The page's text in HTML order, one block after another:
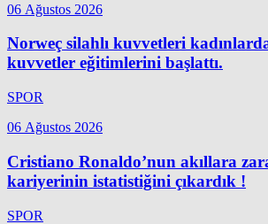
06 Ağustos 2026
Norweç silahlı kuvvetleri
kuvvetler eğitimlerini başlattı.
SPOR
06 Ağustos 2026
Cristiano Ronaldo’nun akıllara
kariyerinin istatistiğini çıkardık !
SPOR